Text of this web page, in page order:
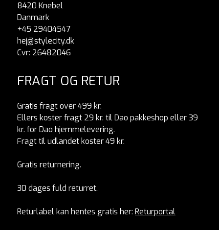
8420 Knebel
Danmark
+45 29404547
hej@stylecity.dk
Cvr: 26482046
FRAGT OG RETUR
Gratis fragt over 499 kr.
Ellers koster fragt 29 kr. til Dao pakkeshop eller 39
kr. for Dao hjemmelevering.
Fragt til udlandet koster 49 kr.
Gratis returnering.
30 dages fuld returret.
Returlabel kan hentes gratis her: Returportal